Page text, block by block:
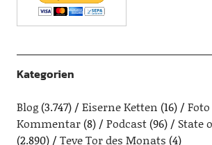
Kategorien
Blog(3.747) Eiserne Ketten (16) Foto
Kommentar(8) Podcast(96)
State
(2.890)
Teve Tor des Monats (4)